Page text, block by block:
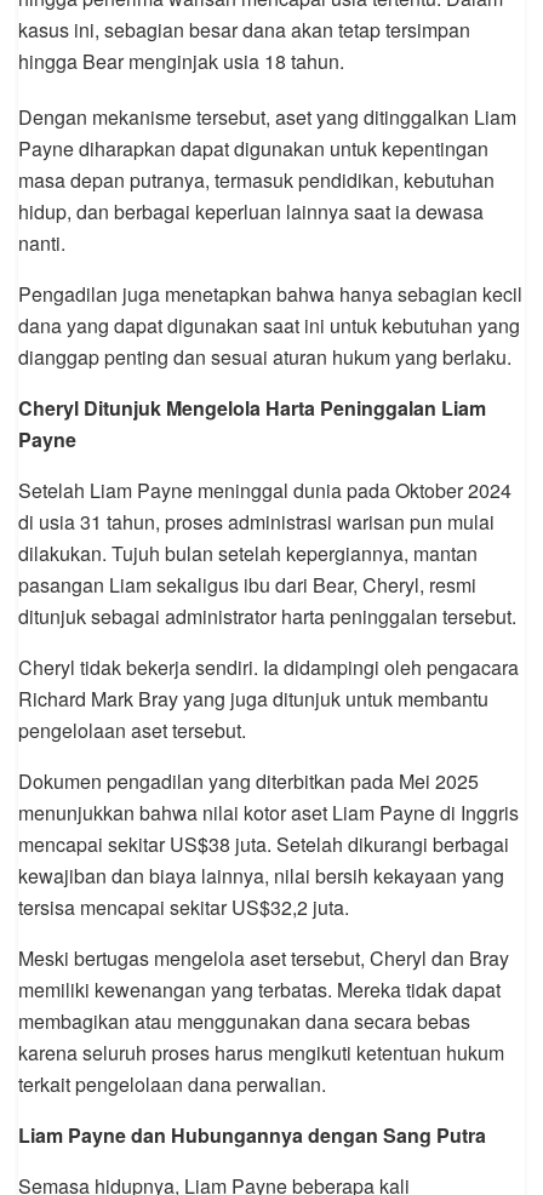
kasus ini, sebagian besar dana akan tetap tersimpan
hingga Bear menginjak usia 18 tahun.
Dengan mekanisme tersebut, aset yang ditinggalkan Liam
Payne diharapkan dapat digunakan untuk kepentingan
masa depan putranya, termasuk pendidikan, kebutuhan
hidup, dan berbagai keperluan lainnya saat ia dewasa
nanti.
Pengadilan juga menetapkan bahwa hanya sebagian kecil
dana yang dapat digunakan saat ini untuk kebutuhan yang
dianggap penting dan sesuai aturan hukum yang berlaku.
Cheryl Ditunjuk Mengelola Harta Peninggalan Liam
Payne
Setelah Liam Payne meninggal dunia pada Oktober 2024
di usia 31 tahun, proses administrasi warisan pun mulai
dilakukan. Tujuh bulan setelah kepergiannya, mantan
pasangan Liam sekaligus ibu dari Bear, Cheryl, resmi
ditunjuk sebagai administrator harta peninggalan tersebut.
Cheryl tidak bekerja sendiri. Ia didampingi oleh pengacara
Richard Mark Bray yang juga ditunjuk untuk membantu
pengelolaan aset tersebut.
Dokumen pengadilan yang diterbitkan pada Mei 2025
menunjukkan bahwa nilai kotor aset Liam Payne di Inggris
mencapai sekitar US$38 juta. Setelah dikurangi berbagai
kewajiban dan biaya lainnya, nilai bersih kekayaan yang
tersisa mencapai sekitar US$32,2 juta.
Meski bertugas mengelola aset tersebut, Cheryl dan Bray
memiliki kewenangan yang terbatas. Mereka tidak dapat
membagikan atau menggunakan dana secara bebas
karena seluruh proses harus mengikuti ketentuan hukum
terkait pengelolaan dana perwalian.
Liam Payne dan Hubungannya dengan Sang Putra
Semasa hidupnya, Liam Payne beberapa kali